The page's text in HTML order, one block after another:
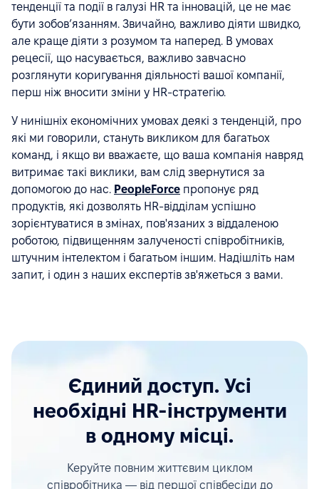
тенденції та події в галузі HR та інновацій, це не має
бути зобовʼязанням. Звичайно, важливо діяти швидко,
але краще діяти з розумом та наперед. В умовах
рецесії, що насувається, важливо завчасно
розглянути коригування діяльності вашої компанії,
перш ніж вносити зміни у HR-стратегію.
У нинішніх економічних умовах деякі з тенденцій, про
які ми говорили, стануть викликом для багатьох
команд, і якщо ви вважаєте, що ваша компанія навряд
витримає такі виклики, вам слід звернутися за
допомогою до нас. PeopleForce пропонує ряд
продуктів, які дозволять HR-відділам успішно
зорієнтуватися в змінах, пов'язаних з віддаленою
роботою, підвищенням залученості співробітників,
штучним інтелектом і багатьом іншим. Надішліть нам
запит, і один з наших експертів зв'яжеться з вами.
Єдиний доступ. Усі
необхідні HR-інструменти
в одному місці.
Керуйте повним життєвим циклом
співробітника — від першої співбесіди до